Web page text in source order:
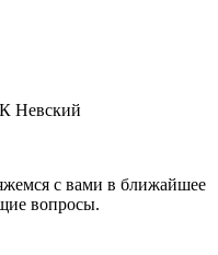
Невский
с вами в ближайшее
вопросы.